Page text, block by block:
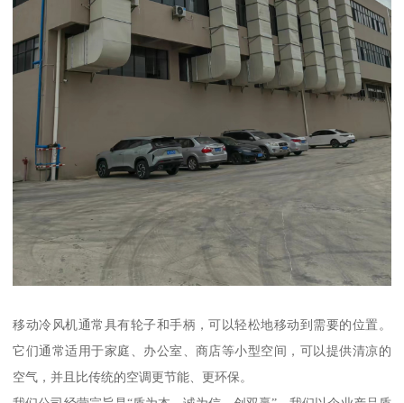
移动冷风机通常具有轮子和手柄，可以轻松地移动到需要的位置。
它们通常适用于家庭、办公室、商店等小型空间，可以提供清凉的
空气，并且比传统的空调更节能、更环保。